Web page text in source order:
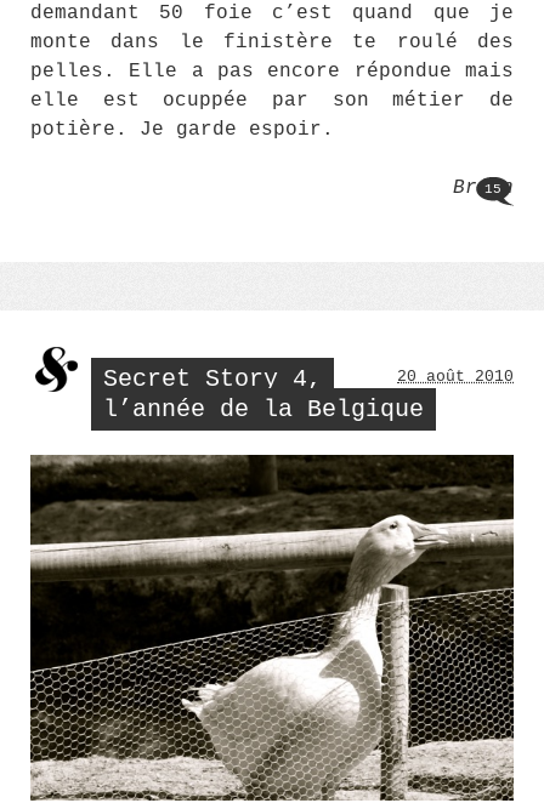
demandant 50 foie c’est quand que je
monte dans le finistère te roulé des
pelles. Elle a pas encore répondue mais
elle est ocuppée par son métier de
potière. Je garde espoir.
Brian
15
Secret Story 4,
l’année de la Belgique
20 août 2010